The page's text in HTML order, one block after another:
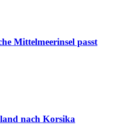
Mittelmeerinsel passt
nach Korsika